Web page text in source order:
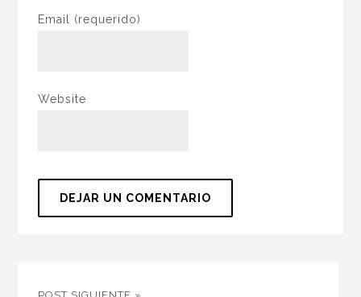
Email (requerido)
Website